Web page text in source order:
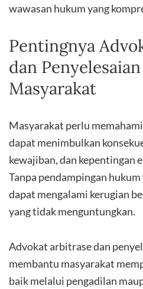
wawasan hukum yang
Pentingnya
dan
Masyarakat
Masyarakat perlu
dapat menimbulkan
kewajiban, dan kepentingan
Tanpa pendampingan
dapat mengalami kerugian
yang tidak menguntungkan.
Advokat arbitrase dan
membantu masyarakat
baik melalui pengadilan